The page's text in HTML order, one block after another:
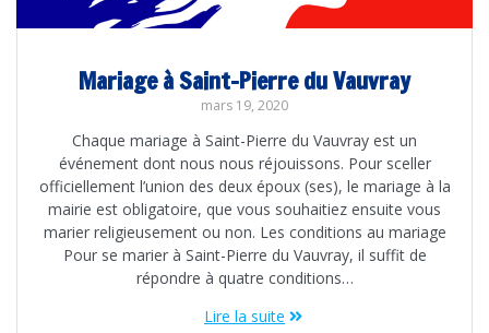
Mariage à Saint-Pierre du Vauvray
mars 19, 2020
Chaque mariage à Saint-Pierre du Vauvray est un
événement dont nous nous réjouissons. Pour sceller
officiellement l’union des deux époux (ses), le mariage à la
mairie est obligatoire, que vous souhaitiez ensuite vous
marier religieusement ou non. Les conditions au mariage
Pour se marier à Saint-Pierre du Vauvray, il suffit de
répondre à quatre conditions…
Lire la suite